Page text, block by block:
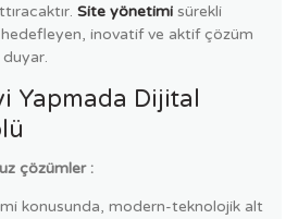
Site yönetimi sürekli
inovatif ve aktif çözüm
Yapmada Dijital
çözümler :
konusunda, modern-teknolojik alt